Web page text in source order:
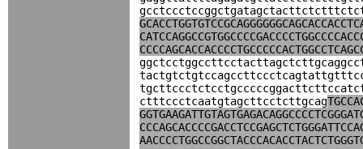
ctttccctcaatgtagcttcctcttgcag